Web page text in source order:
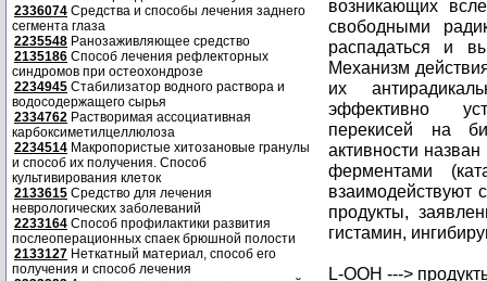
2336074 Средства и способы лечения заднего
сегмента глаза
2235548 Ранозаживляющее средство
2135186 Способ лечения рефлекторных
синдромов при остеохондрозе
2234945 Стабилизатор водного раствора и
водосодержащего сырья
2334762 Растворимая ассоциативная
карбоксиметилцеллюлоза
2234514 Макропористые хитозановые гранулы
и способ их получения. Способ
культивирования клеток
2133615 Средство для лечения
неврологических заболеваний
2233164 Способ профилактики развития
послеоперационных спаек брюшной полости
2133127 Неткатный материал, способ его
получения и способ лечения
возникающих
свободными
распадаться и
Механизм
их
эффективно
перекисей на
активности
ферментами
взаимодействуют
продукты,
гистамин,
L-OOH --->